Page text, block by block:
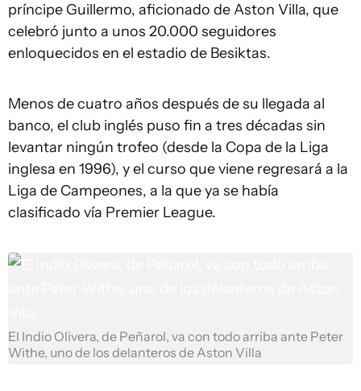
príncipe Guillermo, aficionado de Aston Villa, que
celebró junto a unos 20.000 seguidores
enloquecidos en el estadio de Besiktas.
Menos de cuatro años después de su llegada al
banco, el club inglés puso fin a tres décadas sin
levantar ningún trofeo (desde la Copa de la Liga
inglesa en 1996), y el curso que viene regresará a la
Liga de Campeones, a la que ya se había
clasificado vía Premier League.
El Indio Olivera, de Peñarol, va con todo arriba ante Peter
Withe, uno de los delanteros de Aston Villa